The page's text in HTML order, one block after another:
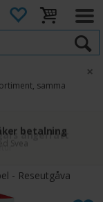
samma
×
betalning
Svea
ångerrätt
- Reseutgåva